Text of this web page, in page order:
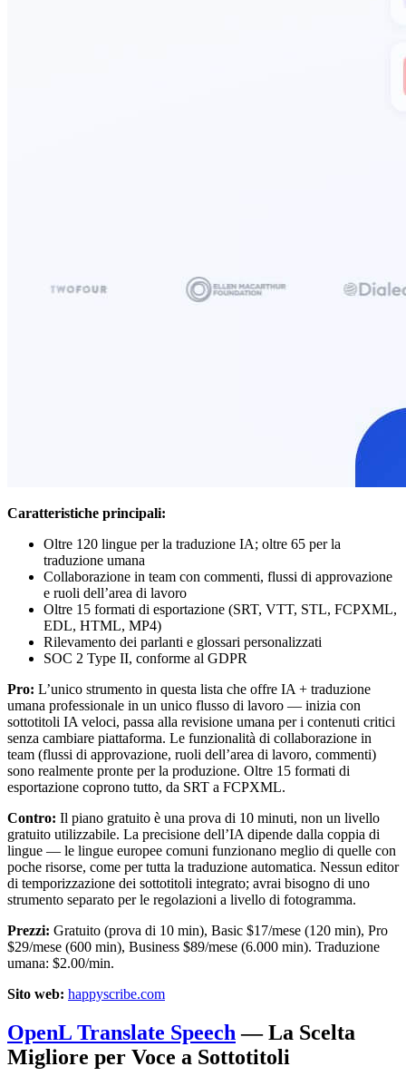
Caratteristiche principali:
Oltre 120 lingue per la traduzione IA; oltre 65 per la
traduzione umana
Collaborazione in team con commenti, flussi di approvazione
e ruoli dell’area di lavoro
Oltre 15 formati di esportazione (SRT, VTT, STL, FCPXML,
EDL, HTML, MP4)
Rilevamento dei parlanti e glossari personalizzati
SOC 2 Type II, conforme al GDPR
Pro: L’unico strumento in questa lista che offre IA + traduzione
umana professionale in un unico flusso di lavoro — inizia con
sottotitoli IA veloci, passa alla revisione umana per i contenuti critici
senza cambiare piattaforma. Le funzionalità di collaborazione in
team (flussi di approvazione, ruoli dell’area di lavoro, commenti)
sono realmente pronte per la produzione. Oltre 15 formati di
esportazione coprono tutto, da SRT a FCPXML.
Contro: Il piano gratuito è una prova di 10 minuti, non un livello
gratuito utilizzabile. La precisione dell’IA dipende dalla coppia di
lingue — le lingue europee comuni funzionano meglio di quelle con
poche risorse, come per tutta la traduzione automatica. Nessun editor
di temporizzazione dei sottotitoli integrato; avrai bisogno di uno
strumento separato per le regolazioni a livello di fotogramma.
Prezzi: Gratuito (prova di 10 min), Basic $17/mese (120 min), Pro
$29/mese (600 min), Business $89/mese (6.000 min). Traduzione
umana: $2.00/min.
Sito web: happyscribe.com
OpenL Translate Speech — La Scelta
Migliore per Voce a Sottotitoli